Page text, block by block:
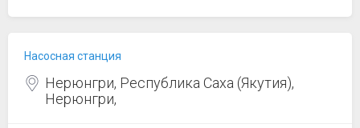
Насосная станция
Нерюнгри, Республика Саха (Якутия),
Нерюнгри,